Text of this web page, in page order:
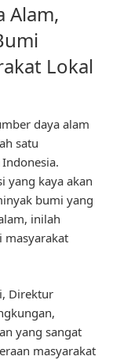
Alam,
Lokal
daya alam
satu
yang kaya akan
bumi yang
inilah
masyarakat
Direktur
yang sangat
masyarakat